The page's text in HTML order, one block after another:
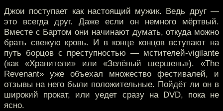
Джои поступает как настоящий мужик. Ведь друг —
это всегда друг. Даже если он немного мёртвый.
Вместе с Бартом они начинают думать, откуда можно
брать свежую кровь. И в конце концов вступают на
путь борцов с преступностью — мстителей-vigilante
(как «Хранители» или «Зелёный шершень»). «The
Revenant» уже объехал множество фестивалей, и
отзывы на него были положительные. Пойдёт ли он в
широкий прокат, или уедет сразу на DVD, пока не
ясно.